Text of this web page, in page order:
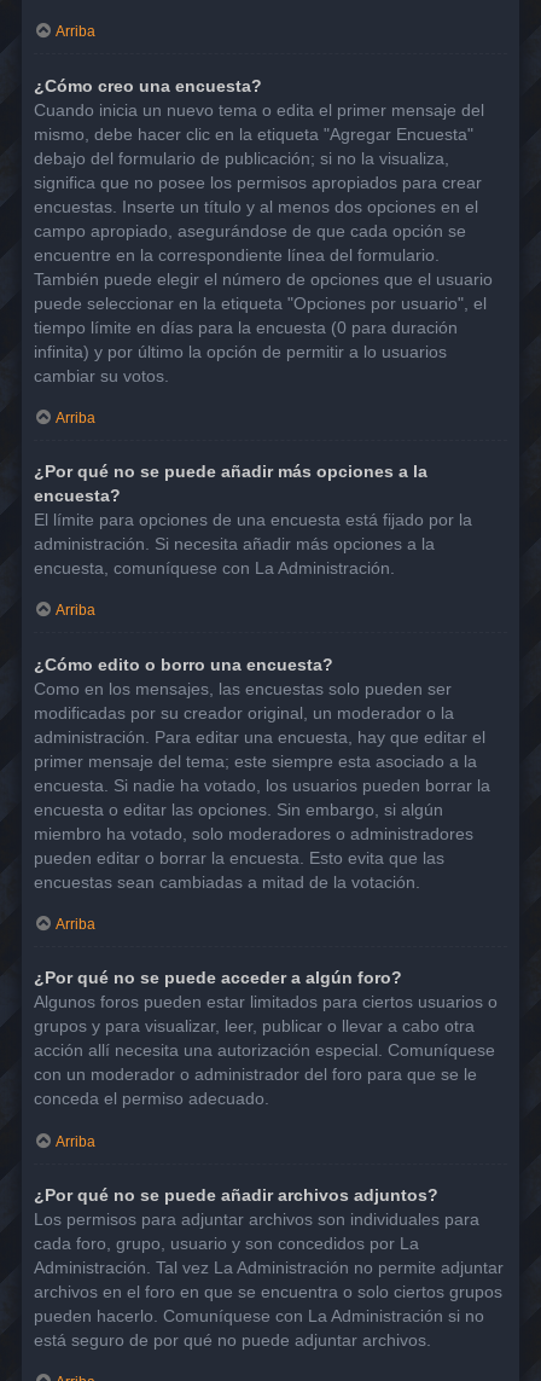
Arriba
¿Cómo creo una encuesta?
Cuando inicia un nuevo tema o edita el primer mensaje del
mismo, debe hacer clic en la etiqueta "Agregar Encuesta"
debajo del formulario de publicación; si no la visualiza,
significa que no posee los permisos apropiados para crear
encuestas. Inserte un título y al menos dos opciones en el
campo apropiado, asegurándose de que cada opción se
encuentre en la correspondiente línea del formulario.
También puede elegir el número de opciones que el usuario
puede seleccionar en la etiqueta "Opciones por usuario", el
tiempo límite en días para la encuesta (0 para duración
infinita) y por último la opción de permitir a lo usuarios
cambiar su votos.
Arriba
¿Por qué no se puede añadir más opciones a la
encuesta?
El límite para opciones de una encuesta está fijado por la
administración. Si necesita añadir más opciones a la
encuesta, comuníquese con La Administración.
Arriba
¿Cómo edito o borro una encuesta?
Como en los mensajes, las encuestas solo pueden ser
modificadas por su creador original, un moderador o la
administración. Para editar una encuesta, hay que editar el
primer mensaje del tema; este siempre esta asociado a la
encuesta. Si nadie ha votado, los usuarios pueden borrar la
encuesta o editar las opciones. Sin embargo, si algún
miembro ha votado, solo moderadores o administradores
pueden editar o borrar la encuesta. Esto evita que las
encuestas sean cambiadas a mitad de la votación.
Arriba
¿Por qué no se puede acceder a algún foro?
Algunos foros pueden estar limitados para ciertos usuarios o
grupos y para visualizar, leer, publicar o llevar a cabo otra
acción allí necesita una autorización especial. Comuníquese
con un moderador o administrador del foro para que se le
conceda el permiso adecuado.
Arriba
¿Por qué no se puede añadir archivos adjuntos?
Los permisos para adjuntar archivos son individuales para
cada foro, grupo, usuario y son concedidos por La
Administración. Tal vez La Administración no permite adjuntar
archivos en el foro en que se encuentra o solo ciertos grupos
pueden hacerlo. Comuníquese con La Administración si no
está seguro de por qué no puede adjuntar archivos.